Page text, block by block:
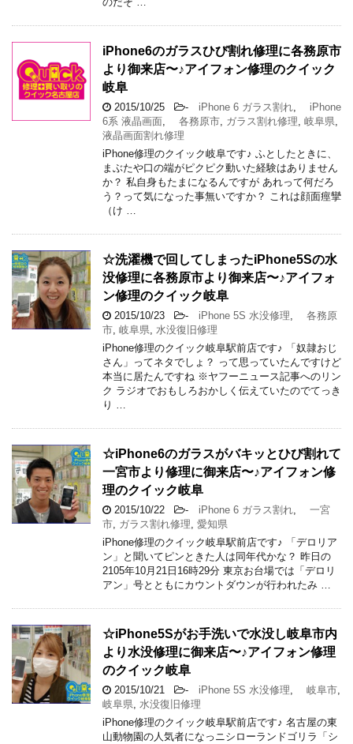
iPhone6のガラスひび割れ修理に各務原市
より御来店〜♪アイフォン修理のクイック
岐阜
2015/10/25 - iPhone 6 ガラス割れ,
iPhone
6系 液晶画面, 各務原市, ガラス割れ修理, 岐阜県,
液晶画面割れ修理
iPhone修理のクイック岐阜です♪ ふとしたときに、
まぶたや口の端がピクピク動いた経験はありません
か？ 私自身もたまになるんですが あれって何だろ
う？って気になった事無いですか？ これは顔面痙攣
（け …
☆洗濯機で回してしまったiPhone5Sの水
没修理に各務原市より御来店〜♪アイフォ
ン修理のクイック岐阜
2015/10/23 - iPhone 5S 水没修理,
各務原
市, 岐阜県, 水没復旧修理
iPhone修理のクイック岐阜駅前店です♪ 「奴隷おじ
さん」ってネタでしょ？ って思っていたんですけど
本当に居たんですね ※ヤフーニュース記事へのリン
ク ラジオでおもしろおかしく伝えていたのでてっき
り …
☆iPhone6のガラスがバキッとひび割れて
一宮市より修理に御来店〜♪アイフォン修
理のクイック岐阜
2015/10/22 - iPhone 6 ガラス割れ,
一宮
市, ガラス割れ修理, 愛知県
iPhone修理のクイック岐阜駅前店です♪ 「デロリア
ン」と聞いてピンときた人は同年代かな？ 昨日の
2105年10月21日16時29分 東京お台場では「デロリ
アン」号とともにカウントダウンが行われたみ …
☆iPhone5Sがお手洗いで水没し岐阜市内
より水没修理に御来店〜♪アイフォン修理
のクイック岐阜
2015/10/21 - iPhone 5S 水没修理, 岐阜市,
岐阜県, 水没復旧修理
iPhone修理のクイック岐阜駅前店です♪ 名古屋の東
山動物園の人気者になっニシローランドゴリラ「シ